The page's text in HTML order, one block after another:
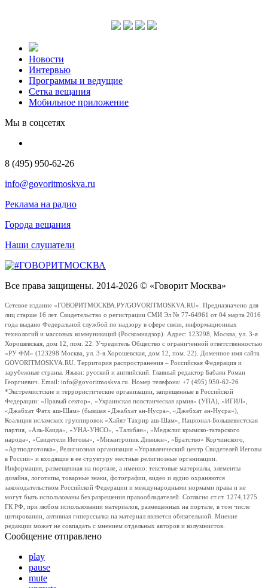
Новости
Интервью
Программы и ведущие
Сетка вещания
Мобильное приложение
Мы в соцсетях
8 (495) 950-62-26
info@govoritmoskva.ru
Реклама на радио
Города вещания
Наши слушатели
Все права защищены. 2014-2026 © «Говорит Москва»
Сетевое издание «ГОВОРИТМОСКВА.РУ/GOVORITMOSKVA.RU». Предназначено для
лиц старше 16 лет. Свидетельство о регистрации СМИ Эл № 77-64961 от 04 марта 2016
года выдано Федеральной службой по надзору в сфере связи, информационных
технологий и массовых коммуникаций (Роскомнадзор). Адрес: 123298, Москва, ул. 3-я
Хорошевская, дом 12, пом. 22. Учредитель Общество с ограниченной ответственностью
«РУ ФМ» (123298 Москва, ул. 3-я Хорошевская, дом 12, пом. 22). Доменное имя сайта
GOVORITMOSKVA.RU. Территория распространения – Российская Федерация и
зарубежные страны. Языки: русский и английский. Главный редактор Бабаян Роман
Георгиевич. Email: info@govoritmoskva.ru. Номер телефона: +7 (495) 950-62-26
*Экстремистские и террористические организации, запрещенные в Российской
Федерации: «Правый сектор», «Украинская повстанческая армия» (УПА), «ИГИЛ»,
«Джабхат Фатх аш-Шам» (бывшая «Джабхат ан-Нусра», «Джебхат ан-Нусра»),
Коалиция исламских группировок «Хайят Тахрир аш-Шам», Национал-Большевистская
партия, «Аль-Каида», «УНА-УНСО», «Талибан», «Меджлис крымско-татарского
народа», «Свидетели Иеговы», «Мизантропик Дивижн», «Братство» Корчинского,
«Артподготовка», Религиозная организация «Управленческий центр Свидетелей Иеговы
в России» и входящие в ее структуру местные религиозные организации.
Информация, размещенная на портале, а именно: текстовые материалы, элементы
дизайна, логотипы, товарные знаки, фотографии, видео и аудио охраняются
законодательством Российской Федерации и международными нормами права и не
могут быть использованы без разрешения правообладателей. Согласно ст.ст. 1274,1275
ГК РФ, при любом использовании материалов, размещенных на портале, в том числе
цитировании, активная гиперссылка на материал является обязательной. Мнение
редакции может не совпадать с мнением отдельных авторов и колумнистов.
Сообщение отправлено
play
pause
mute